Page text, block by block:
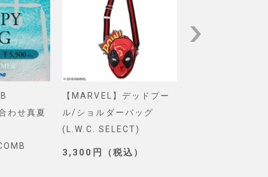
わせ真夏
【MARVEL】デッドプー
ル/ショルダーバッグ
(L.W.C. SELECT)
3,300円（税込）